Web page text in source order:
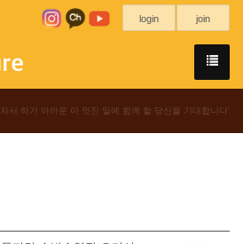
login join
서 하기 아까운 이 멋진 일에 함께 할 당신을 기대합니다'